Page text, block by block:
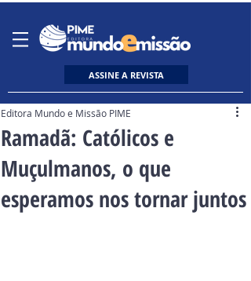
ASSINE A REVISTA
Ramadã: Católicos e
Muçulmanos, o que
esperamos nos tornar juntos
Editora Mundo e Missão PIME